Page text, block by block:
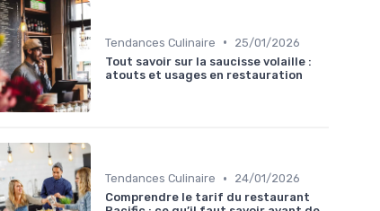
Tendances Culinaire •
25/01/2026
Tout savoir sur la saucisse volaille :
atouts et usages en restauration
Tendances Culinaire •
24/01/2026
Comprendre le tarif du restaurant